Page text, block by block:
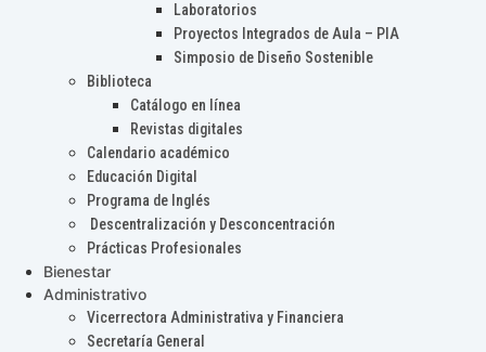
Laboratorios
Proyectos Integrados de Aula – PIA
Simposio de Diseño Sostenible
Biblioteca
Catálogo en línea
Revistas digitales
Calendario académico
Educación Digital
Programa de Inglés
Descentralización y Desconcentración
Prácticas Profesionales
Bienestar
Administrativo
Vicerrectora Administrativa y Financiera
Secretaría General